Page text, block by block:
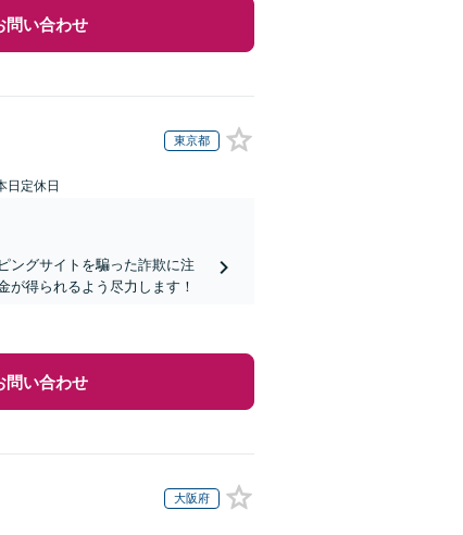
問い合わせ
東京都
日定休日
ングサイトを騙った詐欺に注
が得られるよう尽力します！
問い合わせ
大阪府